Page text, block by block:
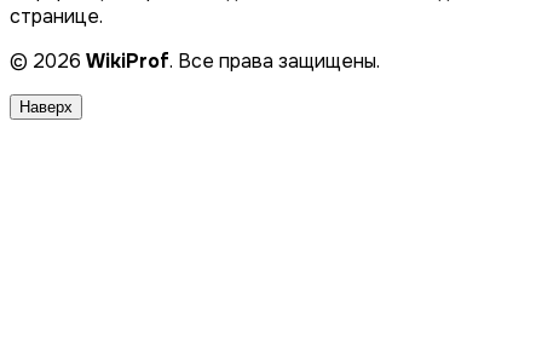
странице.
© 2026 WikiProf. Все права защищены.
Наверх